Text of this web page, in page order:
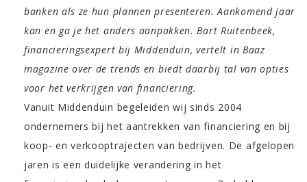
banken als ze hun plannen presenteren. Aankomend jaar
kan en ga je het anders aanpakken. Bart Ruitenbeek,
financieringsexpert bij Middenduin, vertelt in Baaz
magazine over de trends en biedt daarbij tal van opties
voor het verkrijgen van financiering.
Vanuit Middenduin begeleiden wij sinds 2004
ondernemers bij het aantrekken van financiering en bij
koop- en verkooptrajecten van bedrijven. De afgelopen
jaren is een duidelijke verandering in het